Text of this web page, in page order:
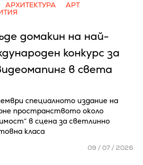
АРХИТЕКТУРА
АРТ
домакин на най-
конкурс за
в света
специалното издание на
пространството около
в сцена за светлинно
класа
09 / 07 / 2026